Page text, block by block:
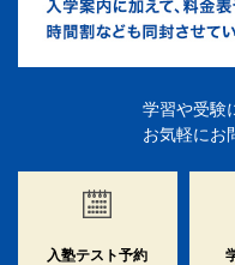
学習や受験
お気軽にお
入塾テスト予約